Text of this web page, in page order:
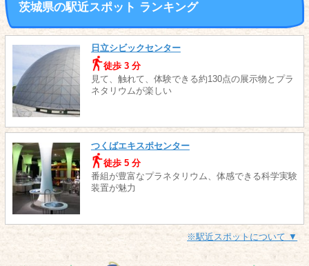
茨城県の駅近スポット ランキング
日立シビックセンター
徒歩 3 分
見て、触れて、体験できる約130点の展示物とプラ
ネタリウムが楽しい
つくばエキスポセンター
徒歩 5 分
番組が豊富なプラネタリウム、体感できる科学実験
装置が魅力
※駅近スポットについて ▼